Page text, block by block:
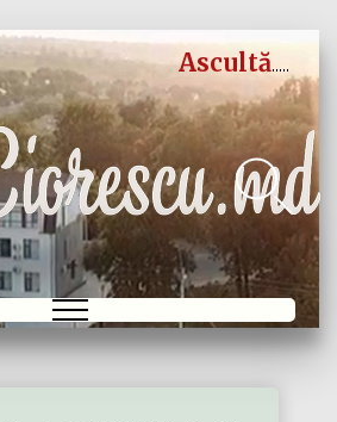
Ascultă